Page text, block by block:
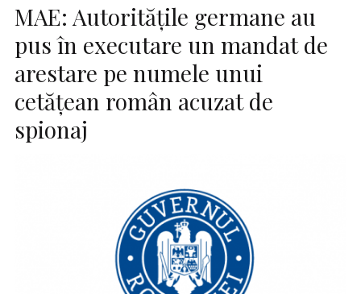
MAE: Autorităţile germane au
pus în executare un mandat de
arestare pe numele unui
cetăţean român acuzat de
spionaj